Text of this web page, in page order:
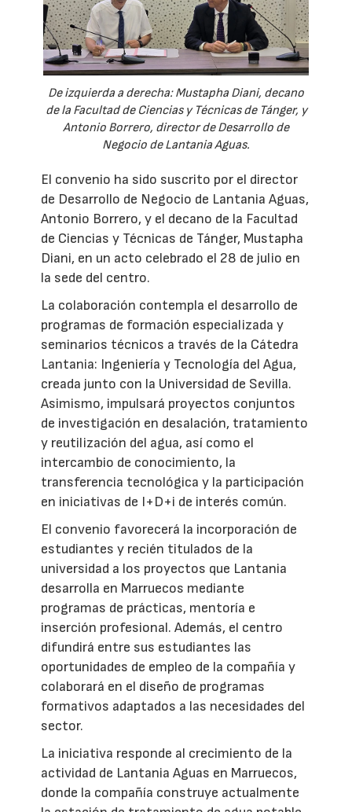
De izquierda a derecha: Mustapha Diani, decano
de la Facultad de Ciencias y Técnicas de Tánger, y
Antonio Borrero, director de Desarrollo de
Negocio de Lantania Aguas.
El convenio ha sido suscrito por el director
de Desarrollo de Negocio de Lantania Aguas,
Antonio Borrero, y el decano de la Facultad
de Ciencias y Técnicas de Tánger, Mustapha
Diani, en un acto celebrado el 28 de julio en
la sede del centro.
La colaboración contempla el desarrollo de
programas de formación especializada y
seminarios técnicos a través de la Cátedra
Lantania: Ingeniería y Tecnología del Agua,
creada junto con la Universidad de Sevilla.
Asimismo, impulsará proyectos conjuntos
de investigación en desalación, tratamiento
y reutilización del agua, así como el
intercambio de conocimiento, la
transferencia tecnológica y la participación
en iniciativas de I+D+i de interés común.
El convenio favorecerá la incorporación de
estudiantes y recién titulados de la
universidad a los proyectos que Lantania
desarrolla en Marruecos mediante
programas de prácticas, mentoría e
inserción profesional. Además, el centro
difundirá entre sus estudiantes las
oportunidades de empleo de la compañía y
colaborará en el diseño de programas
formativos adaptados a las necesidades del
sector.
La iniciativa responde al crecimiento de la
actividad de Lantania Aguas en Marruecos,
donde la compañía construye actualmente